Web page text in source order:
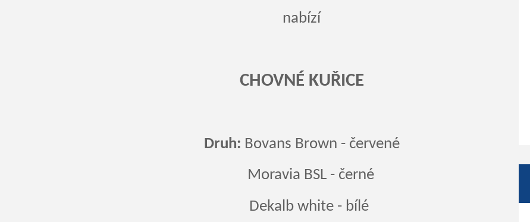
nabízí
CHOVNÉ KUŘICE
Druh: Bovans Brown - červené
Moravia BSL - černé
Dekalb white - bílé